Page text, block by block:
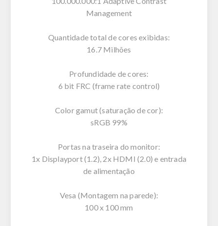
Management
Quantidade total de cores exibidas:
16.7 Milhões
Profundidade de cores:
6 bit FRC (frame rate control)
Color gamut (saturação de cor):
sRGB 99%
Portas na traseira do monitor:
1x Displayport (1.2), 2x HDMI (2.0) e entrada
de alimentação
Vesa (Montagem na parede):
100 x 100 mm